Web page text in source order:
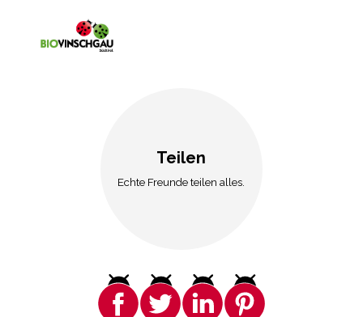
Teilen
Echte Freunde teilen alles.